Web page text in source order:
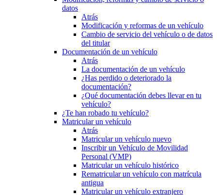
datos
Atrás
Modificación y reformas de un vehículo
Cambio de servicio del vehículo o de datos
del titular
Documentación de un vehículo
Atrás
La documentación de un vehículo
¿Has perdido o deteriorado la
documentación?
¿Qué documentación debes llevar en tu
vehículo?
¿Te han robado tu vehículo?
Matricular un vehículo
Atrás
Matricular un vehículo nuevo
Inscribir un Vehículo de Movilidad
Personal (VMP)
Matricular un vehículo histórico
Rematricular un vehículo con matrícula
antigua
Matricular un vehículo extranjero